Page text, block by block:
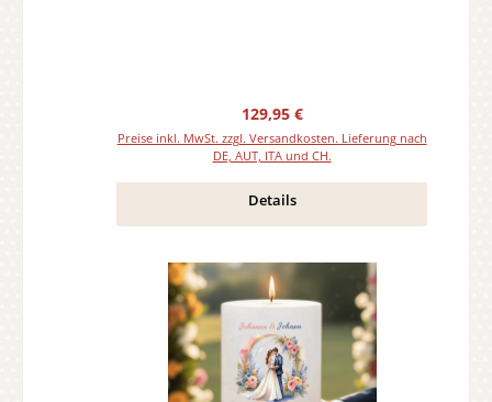
Regulärer Preis:
129,95 €
Preise inkl. MwSt. zzgl. Versandkosten. Lieferung nach
DE, AUT, ITA und CH.
Details